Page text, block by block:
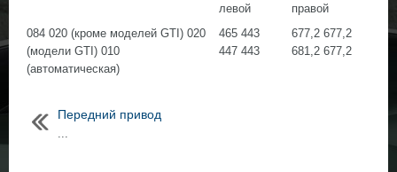
левой
правой
084 020 (кроме моделей GTI) 020
(модели GTI) 010
(автоматическая)
465 443
447 443
677,2 677,2
681,2 677,2
Передний привод
...